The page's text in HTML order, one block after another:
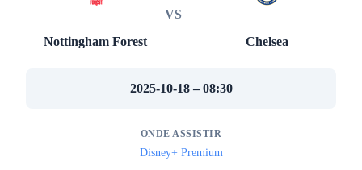
Nottingham Forest
VS
Chelsea
2025-10-18 – 08:30
ONDE ASSISTIR
Disney+ Premium